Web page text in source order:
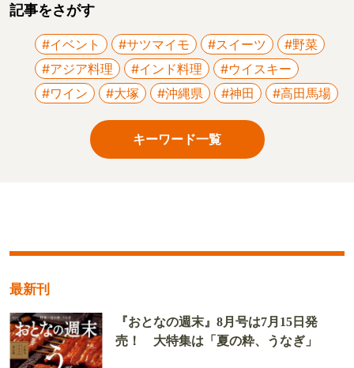
記事をさがす
#イベント #サツマイモ #スイーツ
#野菜
#アジア料理
#インド料理
#ウイスキー
#ワイン
#大塚 #沖縄県 #神田 #高田馬場
キーワード一覧
最新刊
『おとなの週末』8月号は7月15日発
売！ 大特集は「夏の粋、うなぎ」